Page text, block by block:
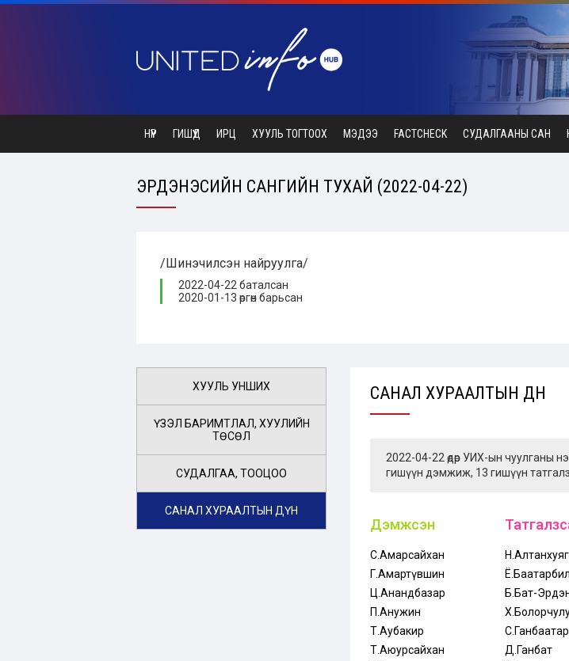
НҮҮР ГИШҮҮД ИРЦ ХУУЛЬ ТОГТООХ МЭДЭЭ FACTCHECK СУДАЛГААНЫ САН
ЭРДЭНЭСИЙН САНГИЙН ТУХАЙ (2022-04-22)
/Шинэчилсэн найруулга/
2022-04-22 баталсан
2020-01-13 өргөн барьсан
ХУУЛЬ УНШИХ
ҮЗЭЛ БАРИМТЛАЛ, ХУУЛИЙН
ТӨСӨЛ
СУДАЛГАА, ТООЦОО
САНАЛ ХУРААЛТЫН ДҮН
САНАЛ ХУРААЛТЫН ДҮН
2022-04-22 өдөр УИХ-ын чуулганы
гишүүн дэмжиж, 13 гишүүн
Дэмжсэн
С.Амарсайхан
Г.Амартүвшин
Ц.Анандбазар
П.Анужин
Т.Аубакир
Т.Аюурсайхан
Н.Алтанхуяг
Б.Бат-
С.Ганбаатар
Д.Ганбат